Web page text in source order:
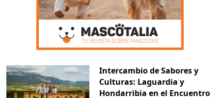
Intercambio de Sabores y
Culturas: Laguardia y
Hondarribia en el Encuentro